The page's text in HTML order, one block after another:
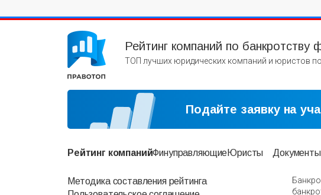
Рейтинг компаний по банкротству
ТОП лучших юридических компаний и юристов
Подайте заявку на
Рейтинг компанийФинуправляющиеЮристы Документы
Методика составления рейтинга